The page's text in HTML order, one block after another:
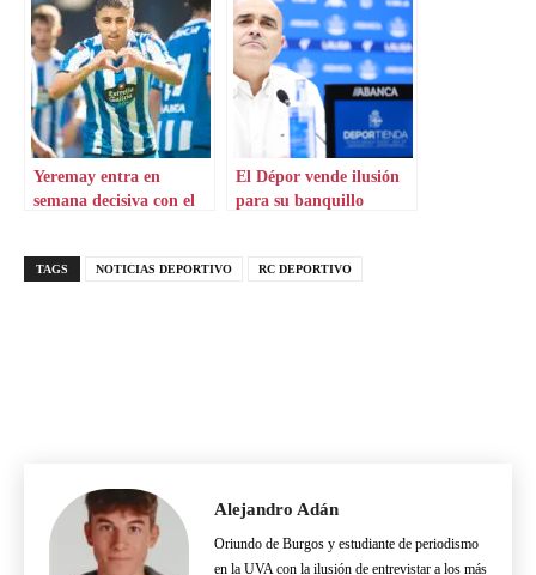
Yeremay entra en
semana decisiva con el
El Dépor vende ilusión
para su banquillo
TAGS NOTICIAS DEPORTIVO RC DEPORTIVO
Alejandro Adán
Oriundo de Burgos y estudiante de periodismo
en la UVA con la ilusión de entrevistar a los más